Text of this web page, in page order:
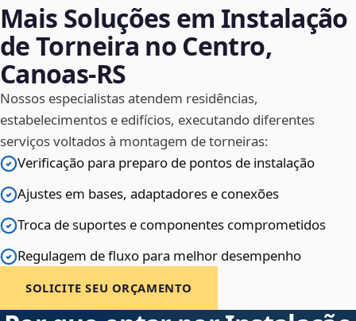
Mais Soluções em Instalação
de Torneira no Centro,
Canoas‑RS
Nossos especialistas atendem residências,
estabelecimentos e edifícios, executando diferentes
serviços voltados à montagem de torneiras:
Verificação para preparo de pontos de instalação
Ajustes em bases, adaptadores e conexões
Troca de suportes e componentes comprometidos
Regulagem de fluxo para melhor desempenho
SOLICITE SEU ORÇAMENTO